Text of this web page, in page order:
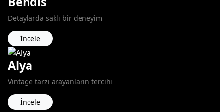
Detaylarda saklı bir deneyim
İncele
Alya
Vintage tarzı arayanların tercihi
İncele